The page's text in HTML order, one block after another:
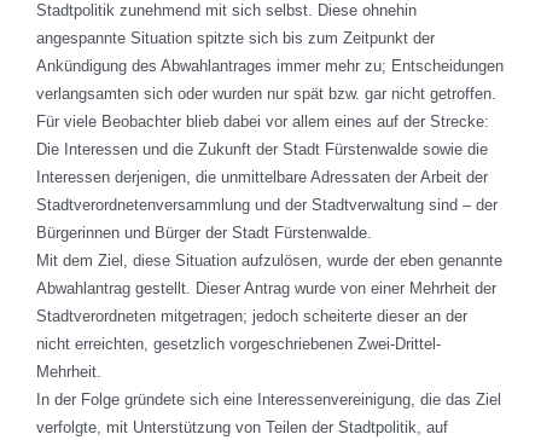
Stadtpolitik zunehmend mit sich selbst. Diese ohnehin
angespannte Situation spitzte sich bis zum Zeitpunkt der
Ankündigung des Abwahlantrages immer mehr zu; Entscheidungen
verlangsamten sich oder wurden nur spät bzw. gar nicht getroffen.
Für viele Beobachter blieb dabei vor allem eines auf der Strecke:
Die Interessen und die Zukunft der Stadt Fürstenwalde sowie die
Interessen derjenigen, die unmittelbare Adressaten der Arbeit der
Stadtverordnetenversammlung und der Stadtverwaltung sind – der
Bürgerinnen und Bürger der Stadt Fürstenwalde.
Mit dem Ziel, diese Situation aufzulösen, wurde der eben genannte
Abwahlantrag gestellt. Dieser Antrag wurde von einer Mehrheit der
Stadtverordneten mitgetragen; jedoch scheiterte dieser an der
nicht erreichten, gesetzlich vorgeschriebenen Zwei-Drittel-
Mehrheit.
In der Folge gründete sich eine Interessenvereinigung, die das Ziel
verfolgte, mit Unterstützung von Teilen der Stadtpolitik, auf